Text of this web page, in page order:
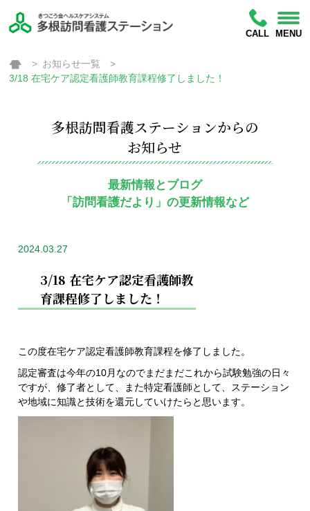
CALL MENU
お知らせ一覧
3/18 在宅ケア認定看護師教育課程修了しました！
多根訪問看護ステーションからの
お知らせ
最新情報とブログ
「訪問看護だより」の更新情報など
2024.03.27
3/18 在宅ケア認定看護師教
育課程修了しました！
この度在宅ケア認定看護師教育課程を修了しました。
認定審査は今年の10月なのでまだまだこれから試験勉強の日々
ですが、修了者として、また特定看護師として、ステーション
や地域に知識と技術を還元していけたらと思います。